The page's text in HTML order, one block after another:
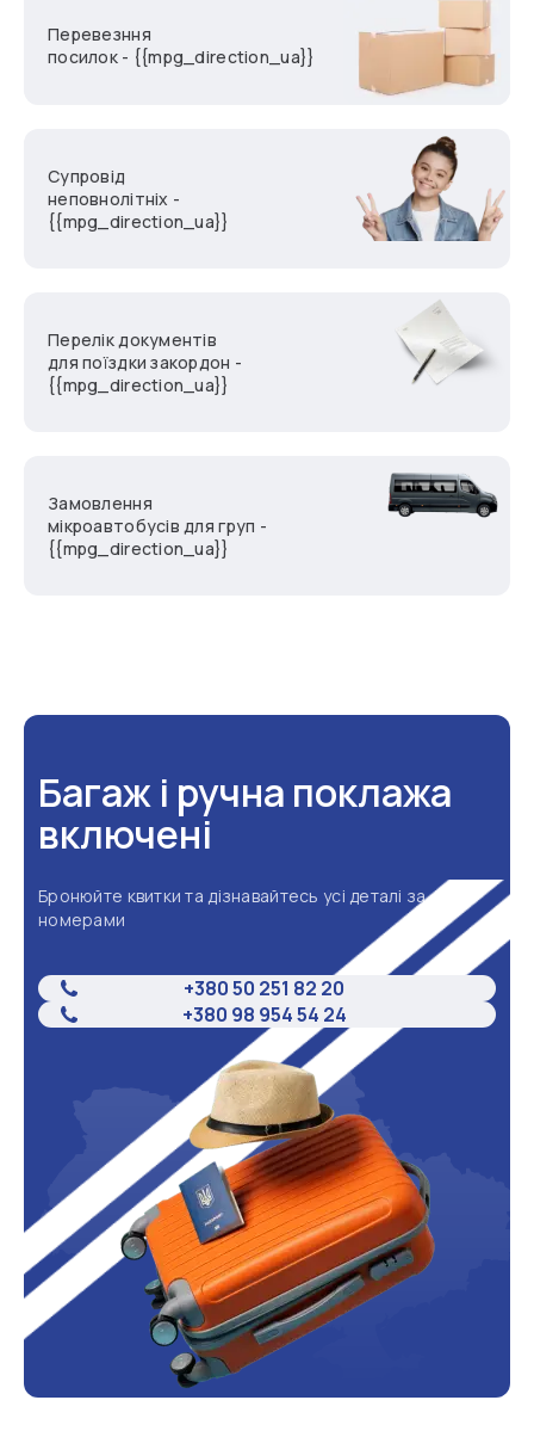
Перевезння
посилок - {{mpg_direction_ua}}
Супровід
неповнолітніх -
{{mpg_direction_ua}}
Перелік документів
для поїздки закордон -
{{mpg_direction_ua}}
Замовлення
мікроавтобусів для груп -
{{mpg_direction_ua}}
Багаж і ручна поклажа
включені
Бронюйте квитки та дізнавайтесь усі деталі за
номерами
+380 50 251 82 20
+380 98 954 54 24